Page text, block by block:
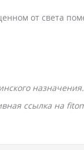
от света
назначения.
ссылка на